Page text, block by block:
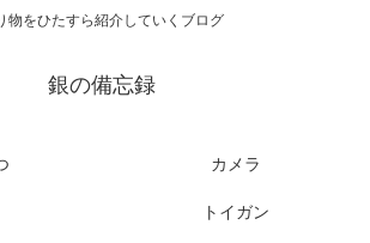
物をひたすら紹介していくブログ
銀の備忘録
カメラ
トイガン